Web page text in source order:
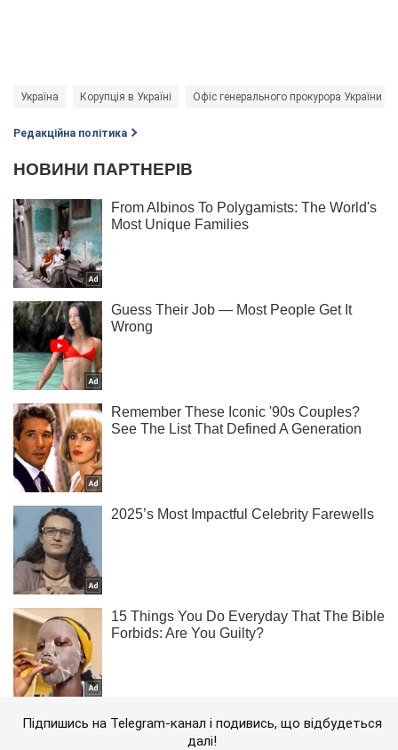
Україна Корупція в Україні Офіс генерального прокурора України
Редакційна політика
Підпишись на Telegram-канал і подивись, що відбудеться
далі!